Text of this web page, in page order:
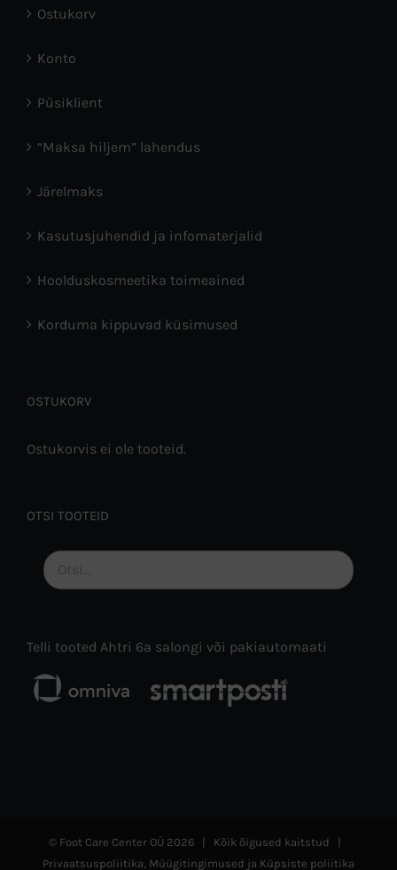
Ostukorv
Konto
Püsiklient
“Maksa hiljem” lahendus
Järelmaks
Kasutusjuhendid ja infomaterjalid
Hoolduskosmeetika toimeained
Korduma kippuvad küsimused
OSTUKORV
Ostukorvis ei ole tooteid.
OTSI TOOTEID
Telli tooted Ahtri 6a salongi või pakiautomaati
© Foot Care Center OÜ 2026 | Kõik õigused kaitstud |
Privaatsuspoliitika Müügitingimused ja Küpsiste poliitika